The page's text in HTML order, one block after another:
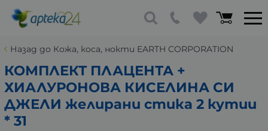
Назад до Кожа, коса, нокти EARTH CORPORATION
КОМПЛЕКТ ПЛАЦЕНТА +
ХИАЛУРОНОВА КИСЕЛИНА СИ
ДЖЕЛИ желирани стика 2 кутии
* 31